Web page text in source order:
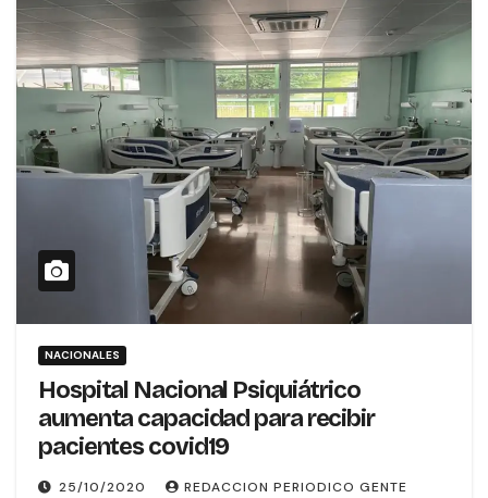
NACIONALES
Hospital Nacional Psiquiátrico
aumenta capacidad para recibir
pacientes covid19
25/10/2020 REDACCION PERIODICO GENTE